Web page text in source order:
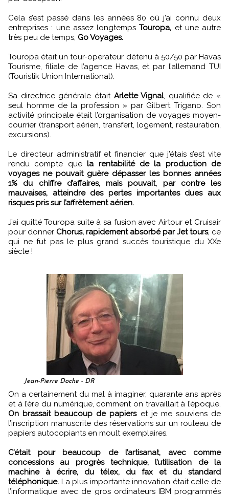
Cela s’est passé dans les années 80 où j’ai connu deux
entreprises : une assez longtempsTouropa, et une autre
très peu de temps, Go Voyages.
Touropa était un tour-operateur détenu à 50/50 par Havas
Tourisme, filiale de l’agence Havas, et par l’allemand TUI
(Touristik Union International).
Sa directrice générale était Arlette Vignal, qualifiée de «
seul homme de la profession » par Gilbert Trigano. Son
activité principale était l’organisation de voyages moyen-
courrier (transport aérien, transfert, logement, restauration,
excursions).
Le directeur administratif et financier que j’étais s’est vite
rendu compte quela rentabilité de la production de
voyages ne pouvait guère dépasser les bonnes années
1% du chiffre d’affaires, mais pouvait, par contre les
mauvaises, atteindre des pertes importantes dues aux
risques pris sur l’affrètement aérien.
J’ai quitté Touropa suite à sa fusion avec Airtour et Cruisair
pour donner Chorus, rapidement absorbé par Jet tours, ce
qui ne fut pas le plus grand succès touristique du XXe
siècle !
Jean-Pierre Doche - DR
On a certainement du mal à imaginer, quarante ans après
et à l’ère du numérique, comment on travaillait à l’époque.
On brassait beaucoup de papierset je me souviens de
l’inscription manuscrite des réservations sur un rouleau de
papiers autocopiants en moult exemplaires.
C’était pour beaucoup de l’artisanat, avec comme
concessions au progrès technique, l’utilisation de la
machine à écrire, du télex, du fax et du standard
téléphonique. La plus importante innovation était celle de
l’informatique avec de gros ordinateurs IBM programmés